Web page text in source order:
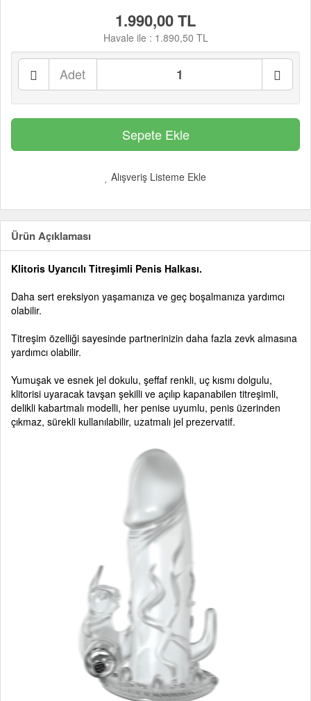
1.990,00 TL
Havale ile : 1.890,50 TL
Adet
Alışveriş Listeme Ekle
Ürün Açıklaması
Klitoris Uyarıcılı Titreşimli Penis Halkası.
Daha sert ereksiyon yaşamanıza ve geç boşalmanıza yardımcı
olabilir.
Titreşim özelliği sayesinde partnerinizin daha fazla zevk almasına
yardımcı olabilir.
Yumuşak ve esnek jel dokulu, şeffaf renkli, uç kısmı dolgulu,
klitorisi uyaracak tavşan şekilli ve açılıp kapanabilen titreşimli,
delikli kabartmalı modelli, her penise uyumlu, penis üzerinden
çıkmaz, sürekli kullanılabilir, uzatmalı jel prezervatif.